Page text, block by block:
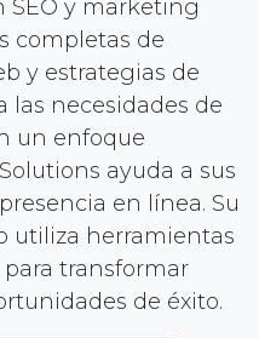
SEO y marketing
completas de
y estrategias de
las necesidades de
un enfoque
ayuda a sus
en línea. Su
utiliza herramientas
transformar
de éxito.